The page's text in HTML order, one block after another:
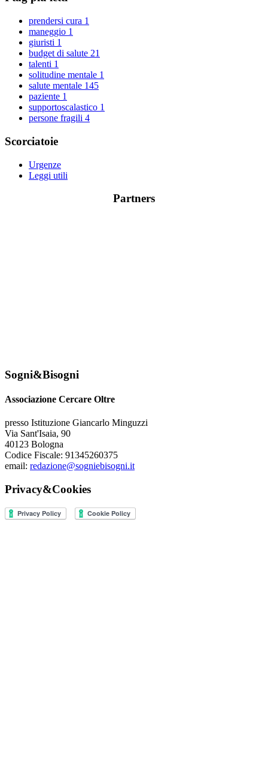
prendersi cura 1
maneggio 1
giuristi 1
budget di salute 21
talenti 1
solitudine mentale 1
salute mentale 145
paziente 1
supportoscalastico 1
persone fragili 4
Scorciatoie
Urgenze
Leggi utili
Partners
Sogni&Bisogni
Associazione Cercare Oltre
presso Istituzione Giancarlo Minguzzi
Via Sant'Isaia, 90
40123 Bologna
Codice Fiscale: 91345260375
email: redazione@sogniebisogni.it
Privacy&Cookies